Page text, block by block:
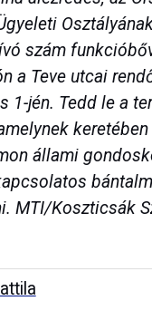
szám
a Teve utcai
1-jén. Tedd le a
állami
MTI/Koszticsák